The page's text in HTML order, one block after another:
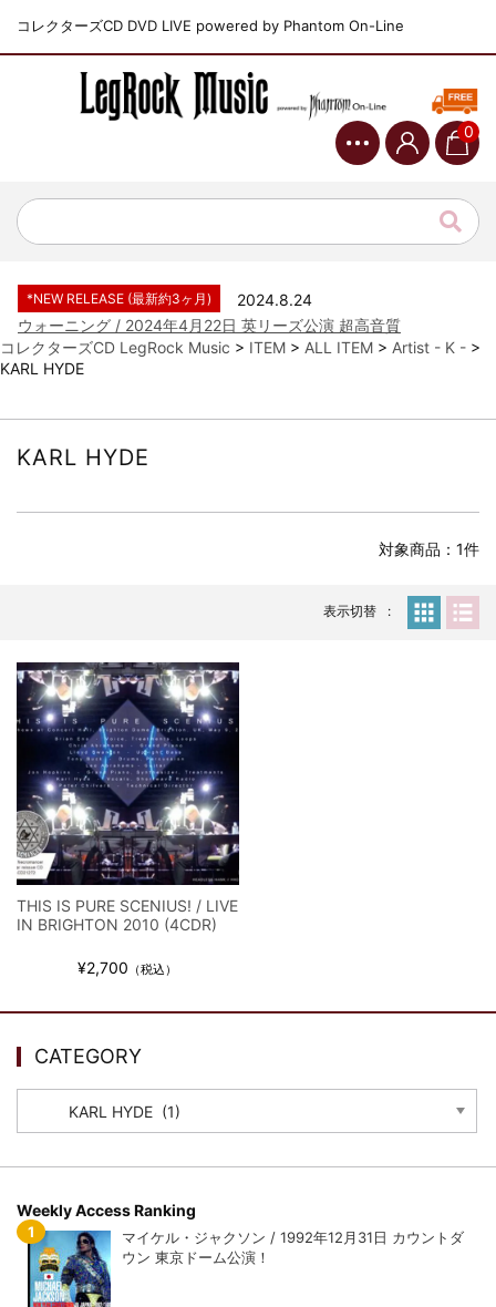
コレクターズCD DVD LIVE powered by Phantom On-Line
0
ジャーニー / 1979年5月8+9日 コロラド州 2公演 SBD 完全収録！
*NEW RELEASE (最新約3ヶ月)
2024.11.9
*NEW RELEASE (最新約3ヶ月)
2024.8.24
ウォーニング / 2024年4月22日 英リーズ公演 超高音質
IEM+Aud！
*NEW RELEASE (最新約3ヶ月)
収録！
*NEW RELEASE (最新約3ヶ月)
スコーピオンズ / 2024年6月15日 リスボン公演 FHD 完全収録！
マネスキン / 2024年6月9日 ドイツ ROCK AM RING 公演 FHD 完
リアム・ギャラガー / 2024年6月1日 英国シェフィールド公演 完
全収録！
*NEW RELEASE (最新約3ヶ月)
2024.6.9
メガデス / 2023年8月4日 ドイツ W.O.A. 公演 FHD 完全収録！
*NEW RELEASE (最新約3ヶ月)
ユーライア・ヒープ / 2023年8月3日 ドイツ W.O.A. 公演 FHD 完
全収録！
*NEW RELEASE (最新約3ヶ月)
ジャーニー / 1979年5月8+9日 コロラド州 2公演 SBD 完全収録！
*NEW RELEASE (最新約3ヶ月)
2024.11.9
*NEW RELEASE (最新約3ヶ月)
IEM+Aud！
ビリー・ジョエル / 2024年3月24日 100Aniv. 米M.S.G公演 完全
収録！
*NEW RELEASE (最新約3ヶ月)
全収録！
スコーピオンズ / 2024年6月15日 リスボン公演 FHD 完全収録！
*NEW RELEASE (最新約3ヶ月)
2024.6.20
マネスキン / 2024年6月9日 ドイツ ROCK AM RING 公演 FHD 完
全収録！
コレクターズCD LegRock Music > ITEM > ALL ITEM > Artist - K - >
KARL HYDE
KARL HYDE
対象商品：1件
表示切替
THIS IS PURE SCENIUS! / LIVE
IN BRIGHTON 2010 (4CDR)
¥2,700 （税込）
CATEGORY
Weekly Access Ranking
マイケル・ジャクソン / 1992年12月31日 カウントダ
ウン 東京ドーム公演！